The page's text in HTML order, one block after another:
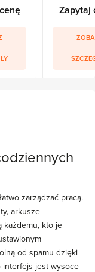
Zapytaj
zarządzać pracą.
arkusze
każdemu, kto je
od spamu dzięki
interfejs jest wysoce